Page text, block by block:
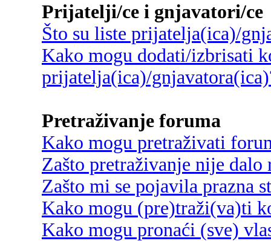
Prijatelji/ce i gnjavatori/ce
Što su liste prijatelja(ica)/
Kako mogu dodati/izbrisati
prijatelja(ica)/
Pretraživanje foruma
Kako mogu pretraživati
Zašto pretraživanje nije dalo
Zašto mi se pojavila prazna
Kako mogu (pre)traži(va)ti
Kako mogu pronaći (sve)